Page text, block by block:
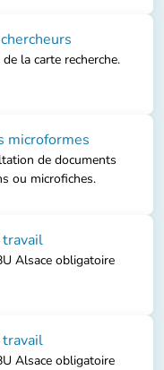
la carte recherche.
microformes
de documents
ou microfiches.
travail
Alsace obligatoire
travail
Alsace obligatoire